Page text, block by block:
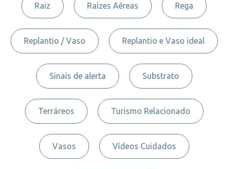
Raiz Raízes Aéreas Rega
Replantio / Vaso Replantio e Vaso ideal
Sinais de alerta Substrato
Terráreos Turismo Relacionado
Vasos Vídeos Cuidados